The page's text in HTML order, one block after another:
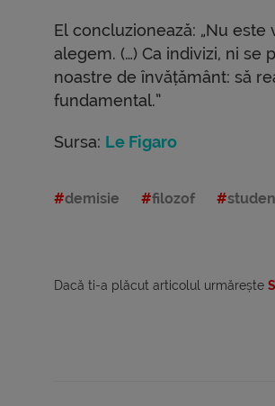
El concluzionează: „Nu
alegem. (…) Ca indivizi, ni
noastre de învățământ: să
fundamental.”
Sursa: Le Figaro
demisie filozof
Dacă ti-a plăcut articolul urmărește